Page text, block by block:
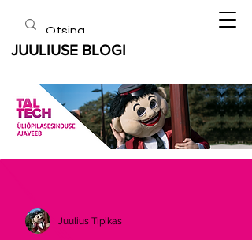
JUULIUSE BLOGI
Juulius Tipikas